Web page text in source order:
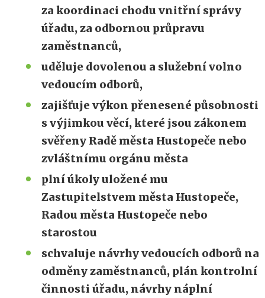
za koordinaci chodu vnitřní správy
úřadu, za odbornou průpravu
zaměstnanců,
uděluje dovolenou a služební volno
vedoucím odborů,
zajišťuje výkon přenesené působnosti
s výjimkou věcí, které jsou zákonem
svěřeny Radě města Hustopeče nebo
zvláštnímu orgánu města
plní úkoly uložené mu
Zastupitelstvem města Hustopeče,
Radou města Hustopeče nebo
starostou
schvaluje návrhy vedoucích odborů na
odměny zaměstnanců, plán kontrolní
činnosti úřadu, návrhy náplní